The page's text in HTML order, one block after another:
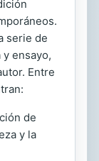
serie de
ensayo,
Entre
de
y la